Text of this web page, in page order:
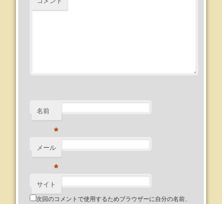
名前
*
メール
*
サイト
次回のコメントで使用するためブラウザーに自分の名前、